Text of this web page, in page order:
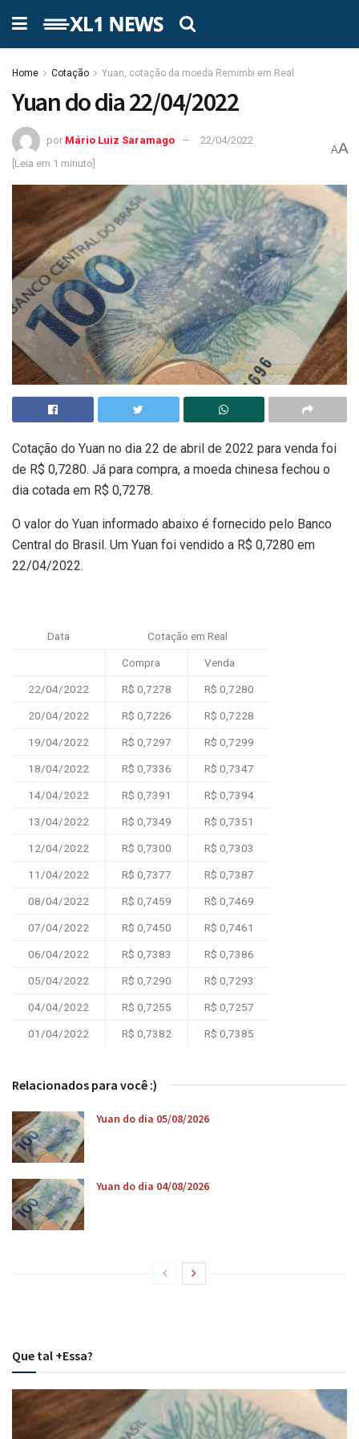
Home Cotação Yuan, cotação da moeda Remimbi em Real
Yuan do dia 22/04/2022
por Mário Luiz Saramago
22/04/2022
[Leia em 1 minuto]
AA
Cotação do Yuan no dia 22 de abril de 2022 para venda foi
de R$ 0,7280. Já para compra, a moeda chinesa fechou o
dia cotada em R$ 0,7278.
O valor do Yuan informado abaixo é fornecido pelo Banco
Central do Brasil. Um Yuan foi vendido a R$ 0,7280 em
22/04/2022.
Data Cotação em Real
Compra Venda
22/04/2022 R$ 0,7278 R$ 0,7280
20/04/2022 R$ 0,7226 R$ 0,7228
19/04/2022 R$ 0,7297 R$ 0,7299
18/04/2022 R$ 0,7336 R$ 0,7347
14/04/2022 R$ 0,7391 R$ 0,7394
13/04/2022 R$ 0,7349 R$ 0,7351
12/04/2022 R$ 0,7300 R$ 0,7303
11/04/2022 R$ 0,7377 R$ 0,7387
08/04/2022 R$ 0,7459 R$ 0,7469
07/04/2022 R$ 0,7450 R$ 0,7461
06/04/2022 R$ 0,7383 R$ 0,7386
05/04/2022 R$ 0,7290 R$ 0,7293
04/04/2022 R$ 0,7255 R$ 0,7257
01/04/2022 R$ 0,7382 R$ 0,7385
Relacionados para você :)
Yuan do dia 05/08/2026
Yuan do dia 04/08/2026
Que tal +Essa?